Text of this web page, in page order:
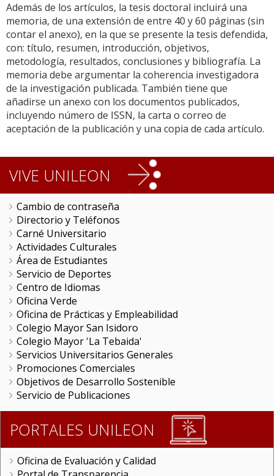
Además de los artículos, la tesis doctoral incluirá una
memoria, de una extensión de entre 40 y 60 páginas (sin
contar el anexo), en la que se presente la tesis defendida,
con: título, resumen, introducción, objetivos,
metodología, resultados, conclusiones y bibliografía. La
memoria debe argumentar la coherencia investigadora
de la investigación publicada. También tiene que
añadirse un anexo con los documentos publicados,
incluyendo número de ISSN, la carta o correo de
aceptación de la publicación y una copia de cada artículo.
VIVE UNILEON
Cambio de contraseña
Directorio y Teléfonos
Carné Universitario
Actividades Culturales
Área de Estudiantes
Servicio de Deportes
Centro de Idiomas
Oficina Verde
Oficina de Prácticas y Empleabilidad
Colegio Mayor San Isidoro
Colegio Mayor 'La Tebaida'
Servicios Universitarios Generales
Promociones Comerciales
Objetivos de Desarrollo Sostenible
Servicio de Publicaciones
PORTALES UNILEON
Oficina de Evaluación y Calidad